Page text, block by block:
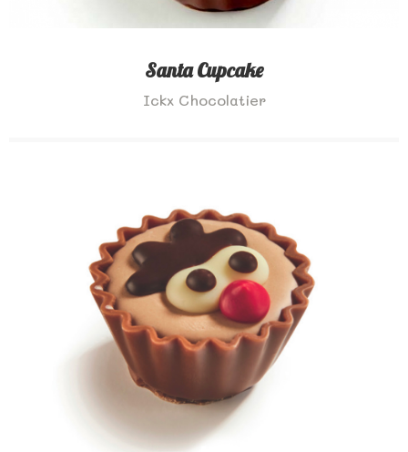
Santa Cupcake
Ickx Chocolatier